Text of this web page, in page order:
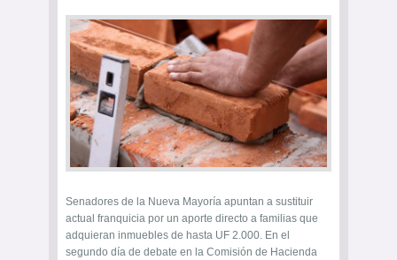
Senadores de la Nueva Mayoría apuntan a sustituir
actual franquicia por un aporte directo a familias que
adquieran inmuebles de hasta UF 2.000. En el
segundo día de debate en la Comisión de Hacienda